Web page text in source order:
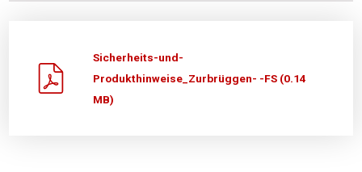
Sicherheits-und-
Produkthinweise_Zurbrüggen- -FS (0.14
MB)